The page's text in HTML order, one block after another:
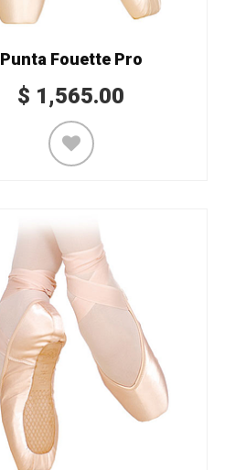
Punta Fouette Pro
$ 1,565.00